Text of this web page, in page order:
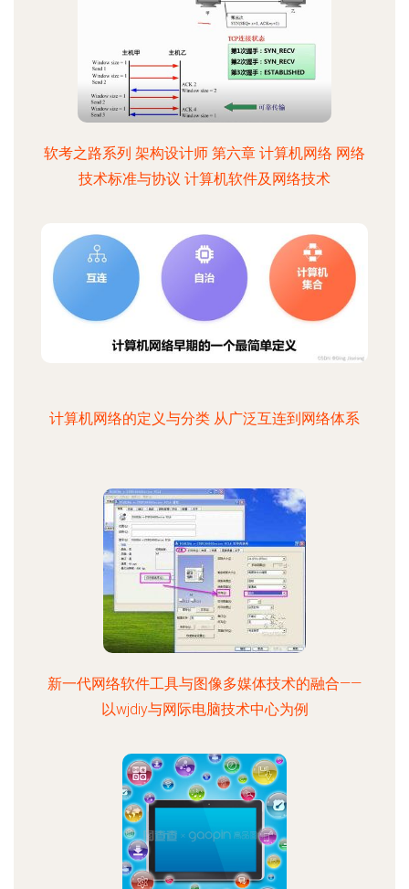
软考之路系列 架构设计师 第六章 计算机网络 网络
技术标准与协议 计算机软件及网络技术
计算机网络的定义与分类 从广泛互连到网络体系
新一代网络软件工具与图像多媒体技术的融合——
以wjdiy与网际电脑技术中心为例